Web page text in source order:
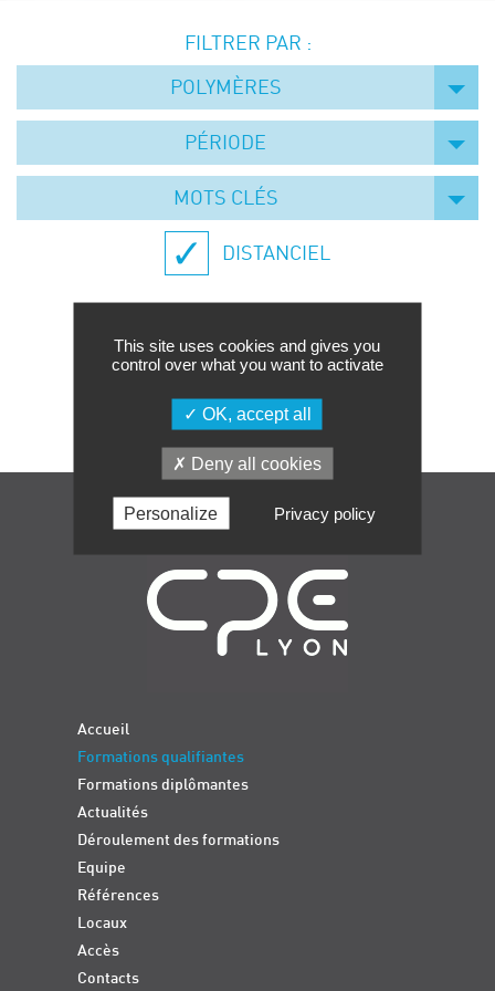
Symposium on Chain Transfer Catalysis for
sustainability – September 15 and 16, 2026
FRENCH-CHINESE CONFERENCE ON GREEN
Contacts
FILTRER PAR :
POLYMÈRES
PÉRIODE
MOTS CLÉS
DISTANCIEL
Navigation
Accueil
Formations qualifiantes
Formations diplômantes
Actualités
Déroulement des formations
Equipe
Références
Locaux
Accès
Contacts
This site uses cookies and gives you
control over what you want to activate
OK, accept all
Deny all cookies
Personalize Privacy policy